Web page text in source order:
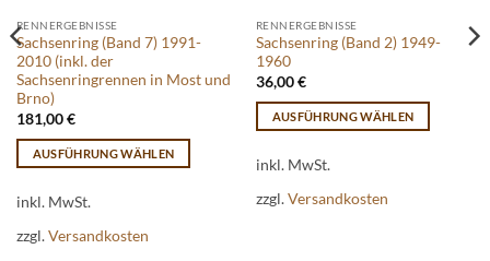
RENNERGEBNISSE
Sachsenring (Band 7) 1991-
2010 (inkl. der
Sachsenringrennen in Most und
Brno)
181,00€
AUSFÜHRUNG WÄHLEN
Produkt
mehrere
inkl. MwSt.
zzgl.Versandkosten
RENNERGEBNISSE
Sachsenring (Band 2) 1949-
1960
36,00€
AUSFÜHRUNG WÄHLEN
Produkt
mehrere
inkl. MwSt.
zzgl.Versandkosten